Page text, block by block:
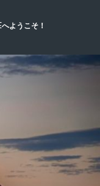
ようこそ！